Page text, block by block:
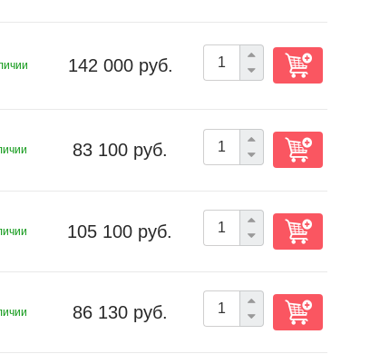
142 000 руб.
83 100 руб.
105 100 руб.
86 130 руб.